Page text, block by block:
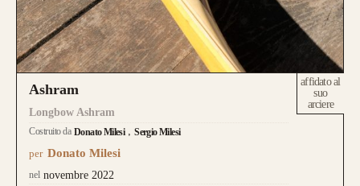
Ashram
Longbow Ashram
Costruito da Donato Milesi Sergio Milesi
per Donato Milesi
nel novembre 2022
affidato al
suo
arciere